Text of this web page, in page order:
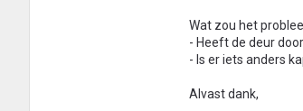
Wat zou het
- Heeft de deur
- Is er iets anders
Alvast dank,